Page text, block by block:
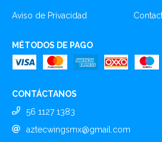
Aviso de Privacidad
MÉTODOS DE PAGO
CONTÁCTANOS
56 1127 1383
aztecwingsmx@gmail.com